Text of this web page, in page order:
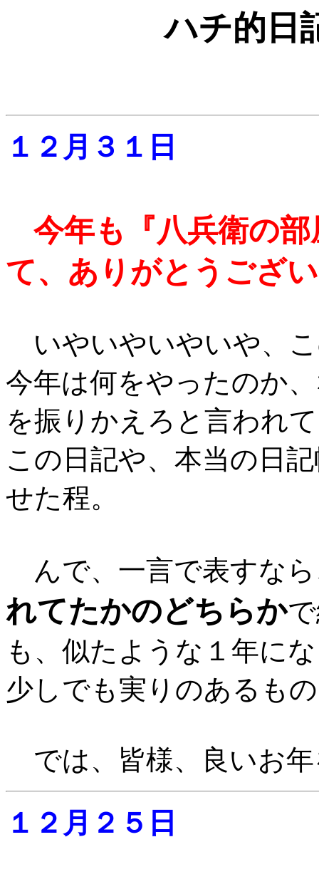
ハチ的日
１２月３１日
今年も『八兵衛の
て、ありがとうござ
いやいやいやいや、
今年は何をやったのか
を振りかえろと言われ
この日記や、本当の日
せた程。
んで、一言で表すな
れてたかのどちらか
も、似たような１年に
少しでも実りのあるも
では、皆様、良いお年
１２月２５日